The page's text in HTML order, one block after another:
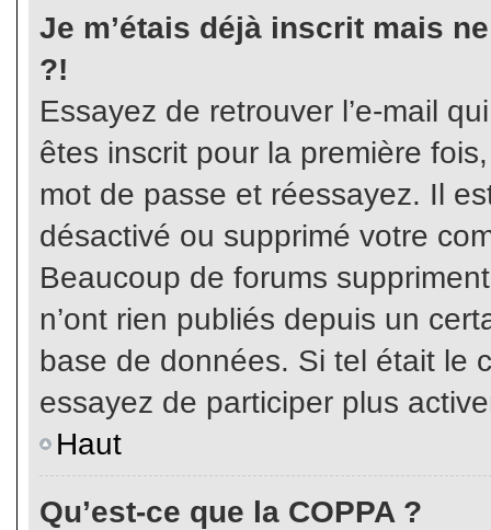
Je m’étais déjà inscrit mais
?!
Essayez de retrouver l’e-mail
êtes inscrit pour la première
mot de passe et réessayez. Il
désactivé ou supprimé votre
Beaucoup de forums
n’ont rien publiés depuis un
base de données. Si tel était le
essayez de participer plus
Haut
Qu’est-ce que la COPPA ?